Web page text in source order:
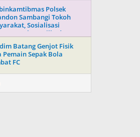
Polsek
Sambangi Tokoh
Sosialisasi
Jelang Pilkada 2024
Batang Genjot Fisik
Pemain Sepak Bola
FC